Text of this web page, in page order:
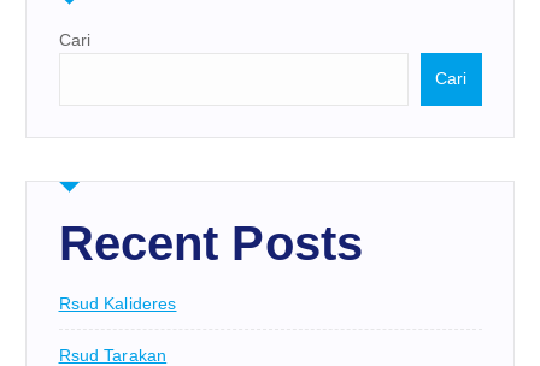
Cari
Cari
Recent Posts
Rsud Kalideres
Rsud Tarakan